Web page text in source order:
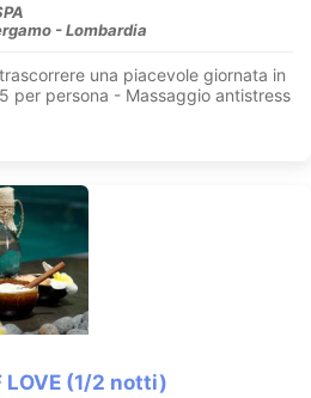
- Lombardia
una piacevole giornata in
per persona - Massaggio antistress
LOVE (1/2 notti)